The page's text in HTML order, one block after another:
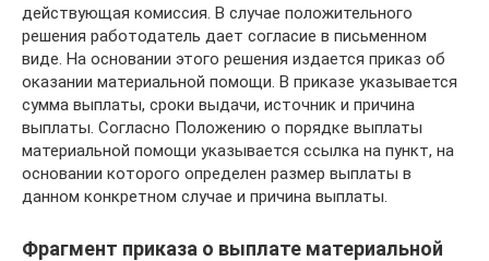
действующая комиссия. В случае положительного
решения работодатель дает согласие в письменном
виде. На основании этого решения издается приказ об
оказании материальной помощи. В приказе указывается
сумма выплаты, сроки выдачи, источник и причина
выплаты. Согласно Положению о порядке выплаты
материальной помощи указывается ссылка на пункт, на
основании которого определен размер выплаты в
данном конкретном случае и причина выплаты.
Фрагмент приказа о выплате материальной